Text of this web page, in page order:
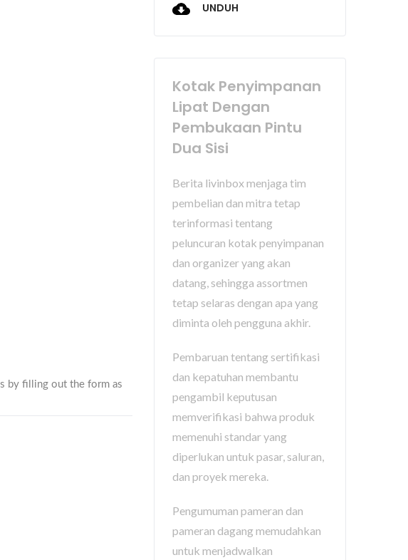
UNDUH
Kotak Penyimpanan
Lipat Dengan
Pembukaan Pintu
Dua Sisi
Berita livinbox menjaga tim
pembelian dan mitra tetap
terinformasi tentang
peluncuran kotak penyimpanan
dan organizer yang akan
datang, sehingga assortmen
tetap selaras dengan apa yang
diminta oleh pengguna akhir.
Pembaruan tentang sertifikasi
dan kepatuhan membantu
pengambil keputusan
memverifikasi bahwa produk
memenuhi standar yang
diperlukan untuk pasar, saluran,
dan proyek mereka.
Pengumuman pameran dan
pameran dagang memudahkan
untuk menjadwalkan